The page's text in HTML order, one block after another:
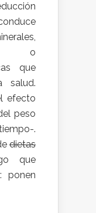
o
que
salud.
efecto
peso
.
dietas
que
ponen